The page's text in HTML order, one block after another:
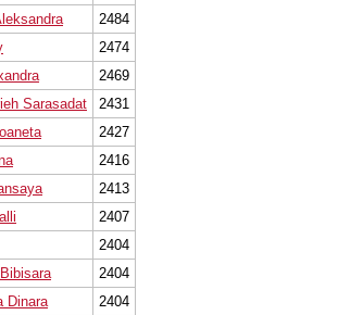
2484
2474
2469
Sarasadat
2431
2427
2416
2413
2407
2404
2404
Dinara
2404